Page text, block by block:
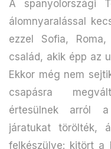
A spanyolországi
álomnyaralással
ezzel Sofia,
család, akik épp az
Ekkor még nem
csapásra
értesülnek arról
járatukat törölték,
felkészülve: kitört a